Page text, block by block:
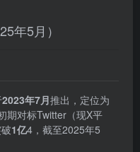
年5月）
2023年7月‌推出，定位为
期对标Twitter（现X平
1亿4 ，截至2025年5